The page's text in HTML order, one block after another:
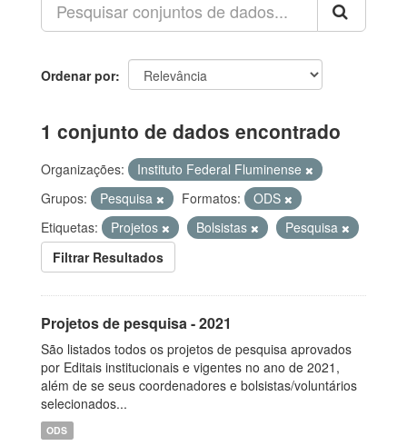
Ordenar por
1 conjunto de dados encontrado
Organizações:
Instituto Federal Fluminense
Grupos:
Pesquisa Formatos:
ODS
Etiquetas:
Projetos Bolsistas
Pesquisa
Filtrar Resultados
Projetos de pesquisa - 2021
São listados todos os projetos de pesquisa aprovados
por Editais institucionais e vigentes no ano de 2021,
além de se seus coordenadores e bolsistas/voluntários
selecionados...
ODS